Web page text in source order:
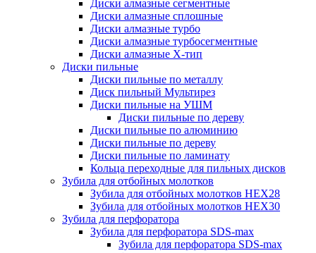
Диски алмазные сегментные
Диски алмазные сплошные
Диски алмазные турбо
Диски алмазные турбосегментные
Диски алмазные Х-тип
Диски пильные
Диски пильные по металлу
Диск пильный Мультирез
Диски пильные на УШМ
Диски пильные по дереву
Диски пильные по алюминию
Диски пильные по дереву
Диски пильные по ламинату
Кольца переходные для пильных дисков
Зубила для отбойных молотков
Зубила для отбойных молотков HEX28
Зубила для отбойных молотков HEX30
Зубила для перфоратора
Зубила для перфоратора SDS-max
Зубила для перфоратора SDS-max